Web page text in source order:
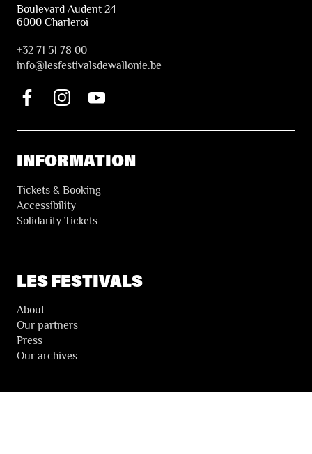
Boulevard Audent 24
6000 Charleroi
+32 71 51 78 00
info@lesfestivalsdewallonie.be
INFORMATION
Tickets & Booking
Accessibility
Solidarity Tickets
LES FESTIVALS
About
Our partners
Press
Our archives